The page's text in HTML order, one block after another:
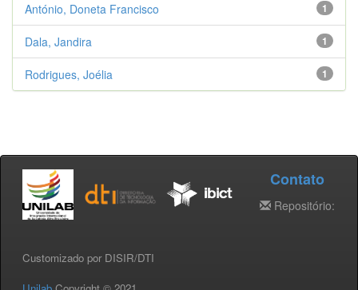
1
António, Doneta Francisco
1
Dala, Jandira
1
Rodrigues, Joélia
Customizado por DISIR/DTI
Contato
Repositório: